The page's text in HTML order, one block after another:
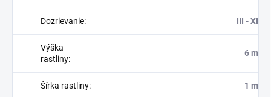
Dozrievanie: III - XI
Výška
rastliny:
6 m
Šírka rastliny: 1 m